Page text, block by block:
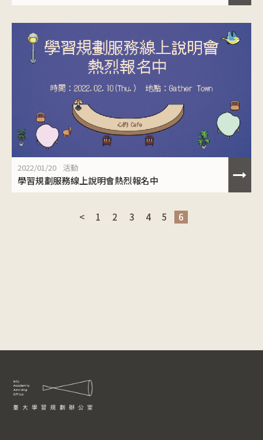
2022/01/20 活動
學習規劃服務線上說明會熱烈報名中
< 1 2 3 4 5 6